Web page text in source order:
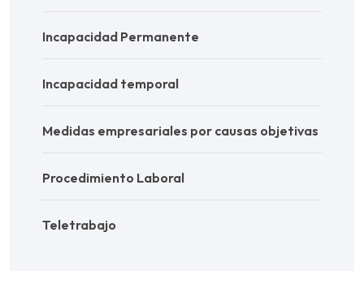
Incapacidad Permanente
Incapacidad temporal
Medidas empresariales por causas objetivas
Procedimiento Laboral
Teletrabajo